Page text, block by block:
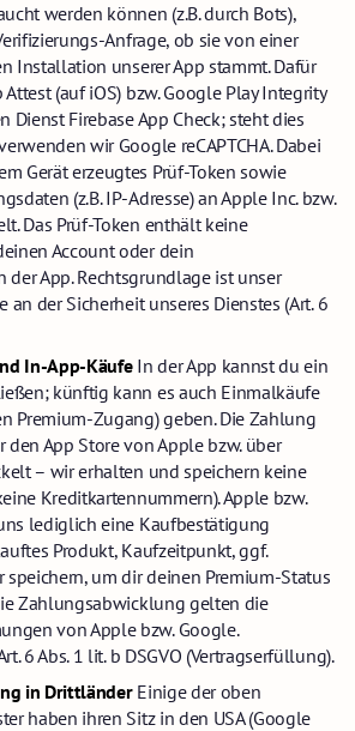
werden können (z.B. durch Bots),
Anfrage, ob sie von einer
Installation unserer App stammt. Dafür
(auf iOS) bzw. Google Play Integrity
Dienst Firebase App Check; steht dies
wir Google reCAPTCHA. Dabei
Gerät erzeugtes Prüf-Token sowie
(z.B. IP-Adresse) an Apple Inc. bzw.
Das Prüf-Token enthält keine
Account oder dein
App. Rechtsgrundlage ist unser
an der Sicherheit unseres Dienstes (Art. 6
In-App-KäufeIn der App kannst du ein
künftig kann es auch Einmalkäufe
Premium-Zugang) geben. Die Zahlung
App Store von Apple bzw. über
– wir erhalten und speichern keine
Kreditkartennummern). Apple bzw.
lediglich eine Kaufbestätigung
Produkt, Kaufzeitpunkt, ggf.
um dir deinen Premium-Status
Zahlungsabwicklung gelten die
von Apple bzw. Google.
6 Abs. 1 lit. b DSGVO (Vertragserfüllung).
in DrittländerEinige der oben
haben ihren Sitz in den USA (Google